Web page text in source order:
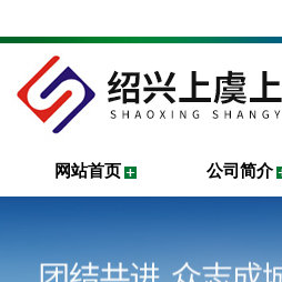
网站首页 公司简介